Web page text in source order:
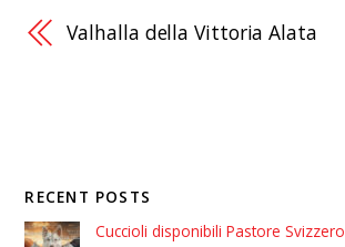
Valhalla della Vittoria Alata
RECENT POSTS
Cuccioli disponibili Pastore Svizzero